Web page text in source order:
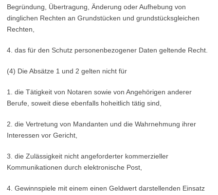
Begründung, Übertragung, Änderung oder Aufhebung von
dinglichen Rechten an Grundstücken und grundstücksgleichen
Rechten,
4. das für den Schutz personenbezogener Daten geltende Recht.
(4) Die Absätze 1 und 2 gelten nicht für
1. die Tätigkeit von Notaren sowie von Angehörigen anderer
Berufe, soweit diese ebenfalls hoheitlich tätig sind,
2. die Vertretung von Mandanten und die Wahrnehmung ihrer
Interessen vor Gericht,
3. die Zulässigkeit nicht angeforderter kommerzieller
Kommunikationen durch elektronische Post,
4. Gewinnspiele mit einem einen Geldwert darstellenden Einsatz